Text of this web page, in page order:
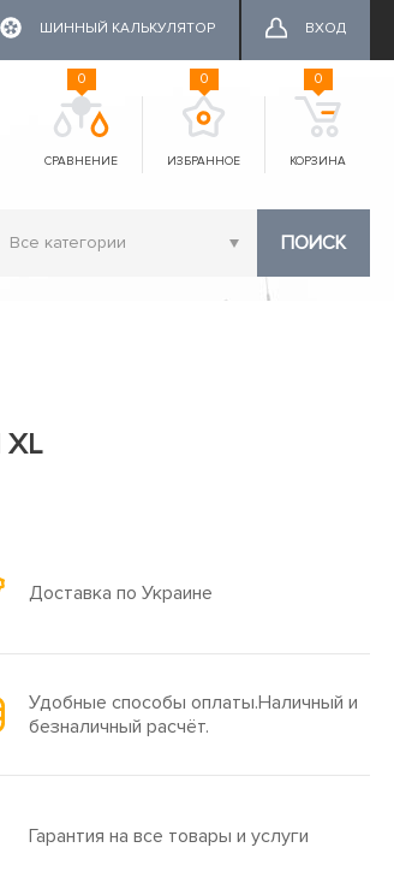
ШИННЫЙ КАЛЬКУЛЯТОР ВХОД
СРАВНЕНИЕ
0
ИЗБРАННОЕ
0
КОРЗИНА
0
ПОИСК
XL
Доставка по Украине
Удобные способы оплаты.Наличный и
безналичный расчёт.
Гарантия на все товары и услуги